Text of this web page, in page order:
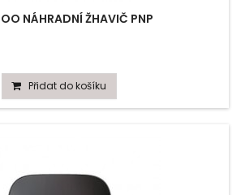
NÁHRADNÍ ŽHAVIČ PNP
Přidat do košíku